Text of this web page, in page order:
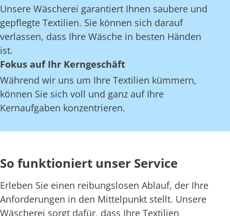
Unsere Wäscherei garantiert Ihnen saubere und
gepflegte Textilien. Sie können sich darauf
verlassen, dass Ihre Wäsche in besten Händen
ist.
Fokus auf Ihr Kerngeschäft
Während wir uns um Ihre Textilien kümmern,
können Sie sich voll und ganz auf Ihre
Kernaufgaben konzentrieren.
So funktioniert unser Service
Erleben Sie einen reibungslosen Ablauf, der Ihre
Anforderungen in den Mittelpunkt stellt. Unsere
Wäscherei sorgt dafür, dass Ihre Textilien